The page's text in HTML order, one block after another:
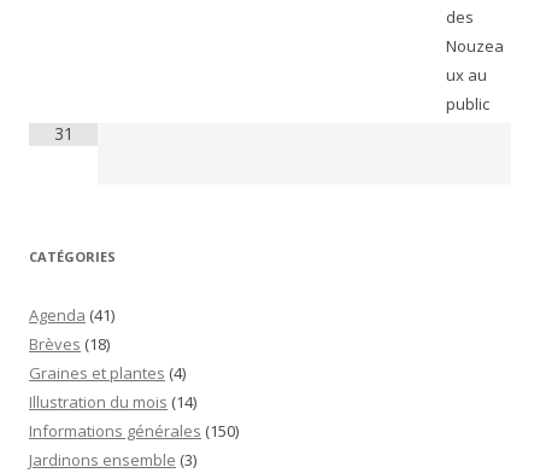
des
Nouzea
ux au
public
31
CATÉGORIES
Agenda (41)
Brèves (18)
Graines et plantes (4)
Illustration du mois (14)
Informations générales (150)
Jardinons ensemble (3)